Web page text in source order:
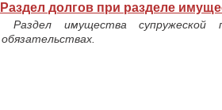
Раздел долгов при разделе
Раздел имущества супружеской
обязательствах.